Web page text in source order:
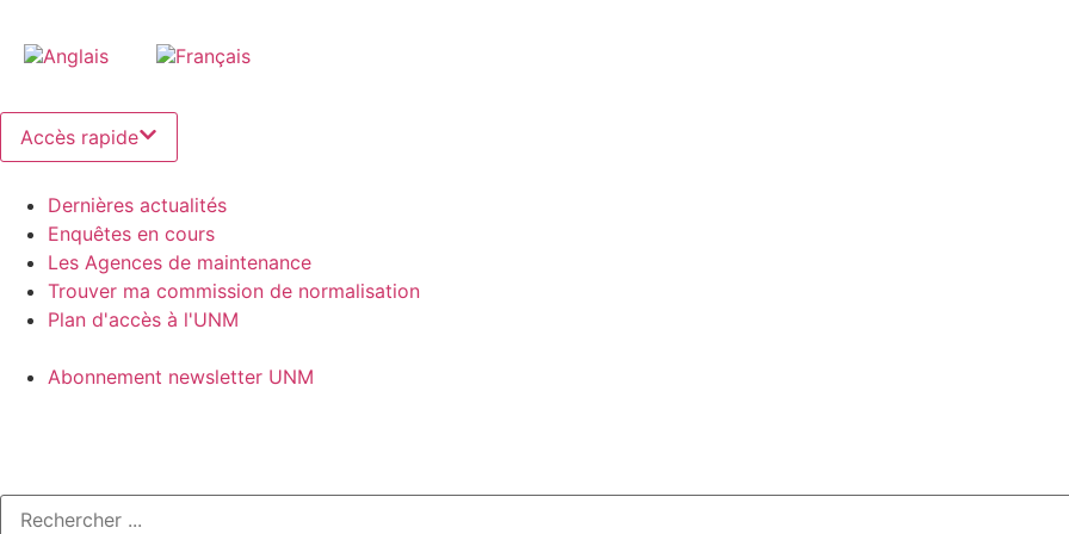
Accès rapide
Dernières actualités
Enquêtes en cours
Les Agences de maintenance
Trouver ma commission de normalisation
Plan d'accès à l'UNM
Abonnement newsletter UNM